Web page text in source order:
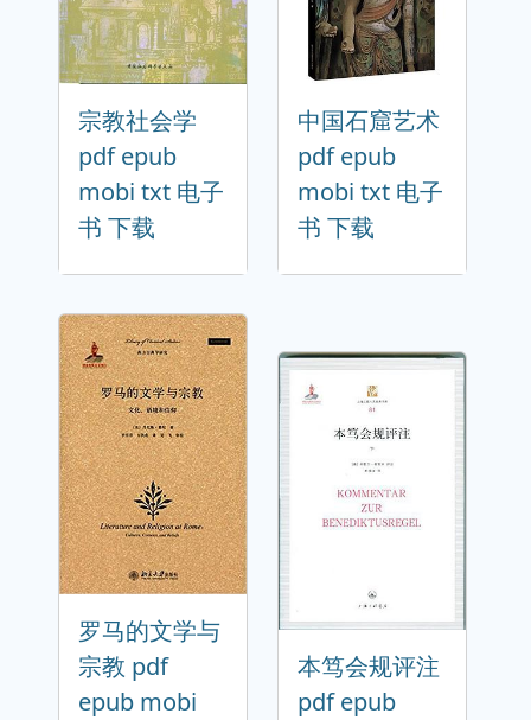
宗教社会学
pdf epub
mobi txt 电子
书 下载
中国石窟艺术
pdf epub
mobi txt 电子
书 下载
罗马的文学与
宗教 pdf
epub mobi
本笃会规评注
pdf epub